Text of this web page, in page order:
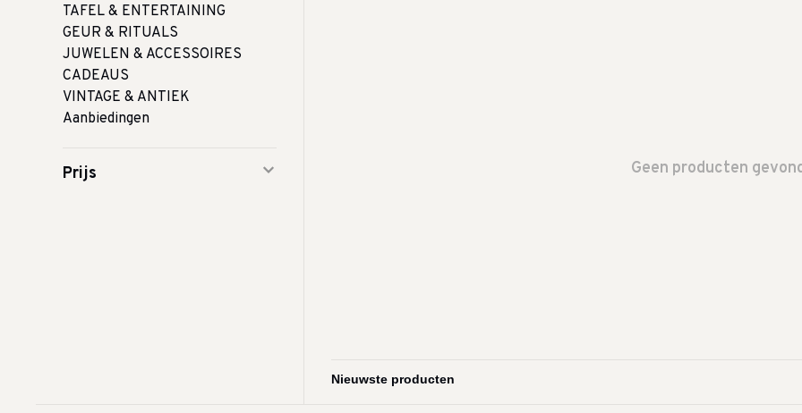
TAFEL & ENTERTAINING
GEUR & RITUALS
JUWELEN & ACCESSOIRES
CADEAUS
VINTAGE & ANTIEK
Aanbiedingen
Prijs Geen producten